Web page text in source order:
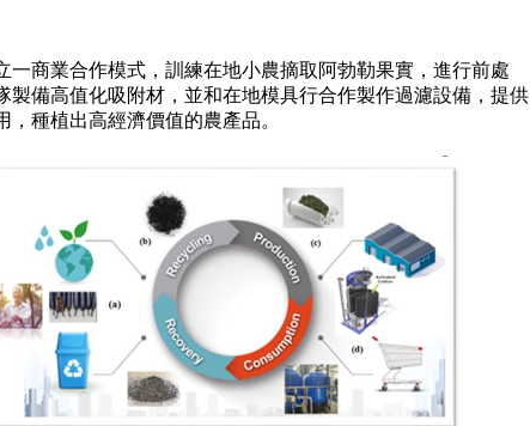
一商業合作模式，訓練在地小農摘取阿勃勒果實，進行前處
製備高值化吸附材，並和在地模具行合作製作過濾設備，提供
，種植出高經濟價值的農產品。